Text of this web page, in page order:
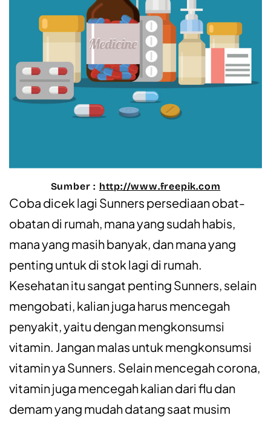
Sumber : http://www.freepik.com
Coba dicek lagi Sunners persediaan obat-
obatan di rumah, mana yang sudah habis,
mana yang masih banyak, dan mana yang
penting untuk di stok lagi di rumah.
Kesehatan itu sangat penting Sunners, selain
mengobati, kalian juga harus mencegah
penyakit, yaitu dengan mengkonsumsi
vitamin. Jangan malas untuk mengkonsumsi
vitamin ya Sunners. Selain mencegah corona,
vitamin juga mencegah kalian dari flu dan
demam yang mudah datang saat musim